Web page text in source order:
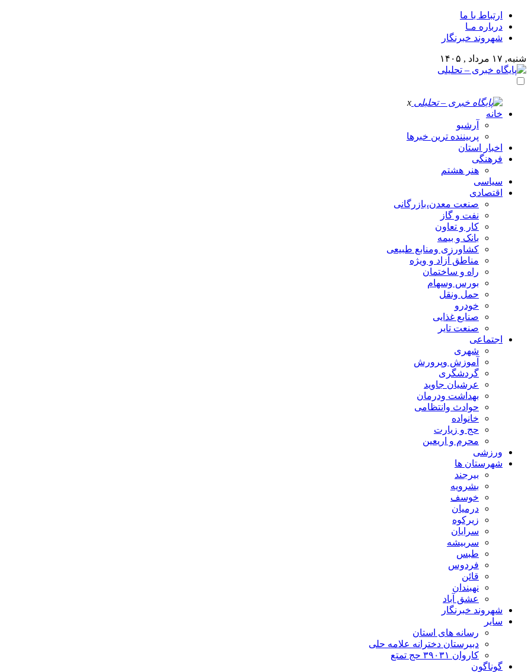
ارتباط با ما
درباره مـا
شهروند خبرنگار
شنبه, ۱۷ مرداد , ۱۴۰۵
x
خانه
آرشیو
پربیننده ترین خبرها
اخبار استان
فرهنگی
هنر هشتم
سیاسی
اقتصادی
صنعت معدن،بازرگانی
نفت و گاز
کار و تعاون
بانک و بیمه
کشاورزی ومنابع طبیعی
مناطق آزاد و ویژه
راه و ساختمان
بورس وسهام
حمل ونقل
خودرو
صنایع غذایی
صنعت تایر
اجتماعی
شهری
آموزش وپرورش
گردشگری
عرشیان جاوید
بهداشت ودرمان
حوادث وانتظامی
خانواده
حج و زیارت
محرم و اریعین
ورزشی
شهرستان ها
بیرجند
بشرویه
خوسف
درمیان
زیرکوه
سرایان
سربیشه
طبس
فردوس
قائن
نهبندان
عشق آباد
شهروند خبرنگار
سایر
رسانه های استان
دبیرستان دخترانه علامه حلی
کاروان ۳۹۰۳۱ حج تمتع
گوناگون